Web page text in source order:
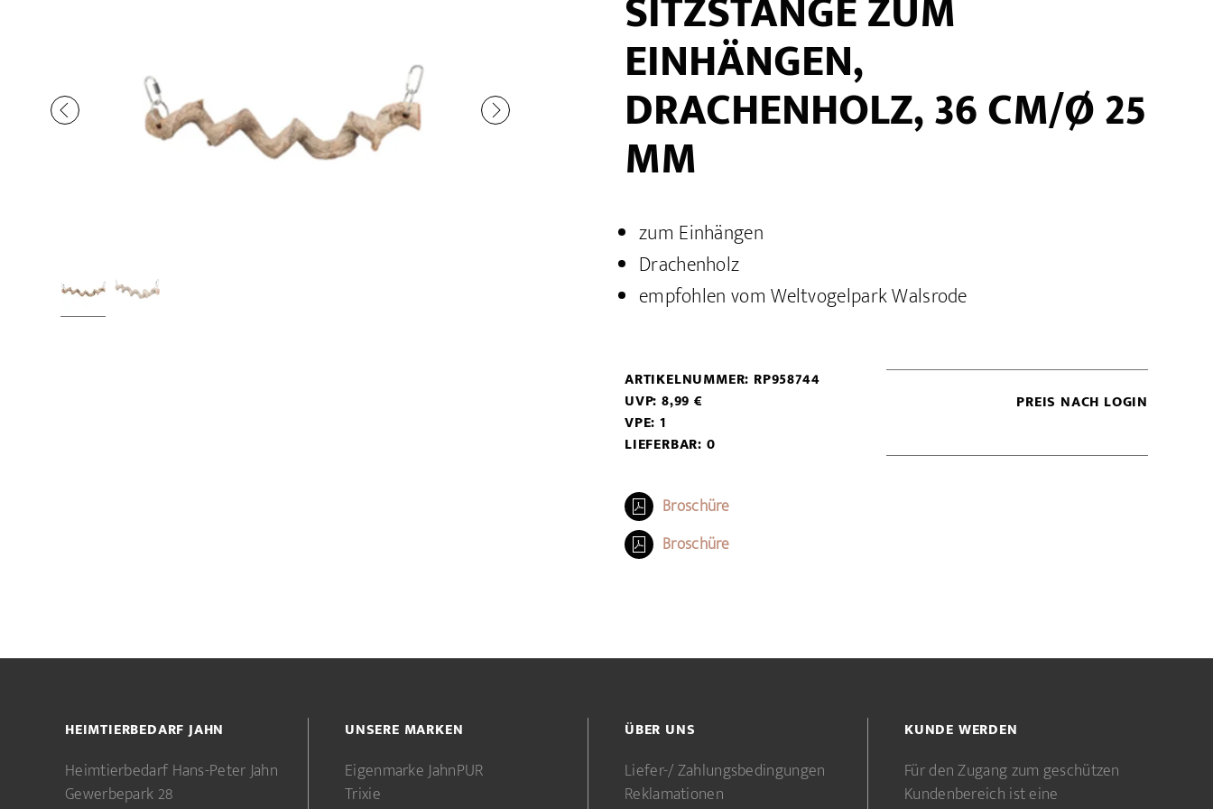
EINHÄNGEN,
DRACHENHOLZ, 36 CM/Ø 25
MM
zum Einhängen
Drachenholz
empfohlen vom Weltvogelpark Walsrode
ARTIKELNUMMER: RP958744
UVP: 8,99 €
VPE: 1
LIEFERBAR: 0
PREIS NACH LOGIN
Broschüre
Broschüre
HEIMTIERBEDARF JAHN
Heimtierbedarf Hans-Peter Jahn
Gewerbepark 28
UNSERE MARKEN
Eigenmarke JahnPUR
Trixie
ÜBER UNS
Liefer-/ Zahlungsbedingungen
Reklamationen
KUNDE WERDEN
Für den Zugang zum geschützen
Kundenbereich ist eine